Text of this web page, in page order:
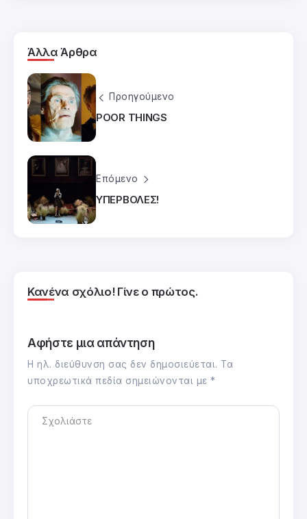
Άλλα Άρθρα
Προηγούμενο
POOR THINGS
Επόμενο
ΥΠΕΡΒΟΛΕΣ!
Κανένα σχόλιο! Γίνε ο πρώτος.
Αφήστε μια απάντηση
Η ηλ. διεύθυνση σας δεν δημοσιεύεται. Τα
υποχρεωτικά πεδία σημειώνονται με *